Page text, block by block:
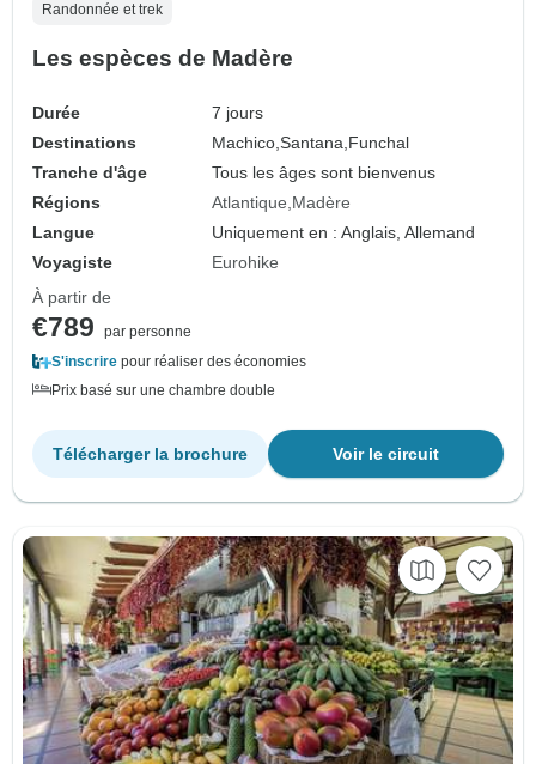
Randonnée et trek
Les espèces de Madère
Durée
7 jours
Destinations
Machico,Santana,Funchal
Tranche d'âge
Tous les âges sont bienvenus
Régions
Atlantique Madère
Langue
Uniquement en : Anglais, Allemand
Voyagiste
Eurohike
À partir de
€789
par personne
S'inscrire pour réaliser des économies
Prix basé sur une chambre double
Voir le circuit
Télécharger la brochure